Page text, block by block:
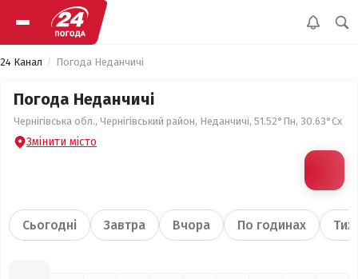
24 Канал Погода Неданчичі
Погода Неданчичі
Чернігівська обл., Чернігівський район, Неданчичі, 51.52°Пн, 30.63°Сх
Змінити місто
Сьогодні Завтра Вчора По годинах